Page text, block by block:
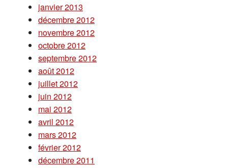
janvier 2013
décembre 2012
novembre 2012
octobre 2012
septembre 2012
août 2012
juillet 2012
juin 2012
mai 2012
avril 2012
mars 2012
février 2012
décembre 2011